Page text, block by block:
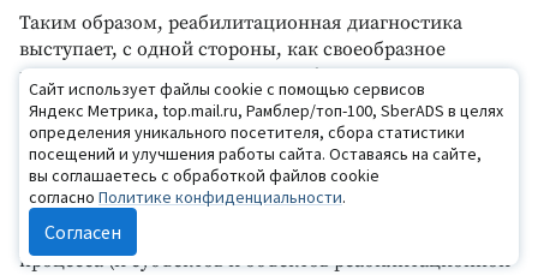
Таким образом, реабилитационная диагностика
выступает, с одной стороны, как своеобразное
предписание, алгоритм, норма фиксации содержания
и последовательности определенных видов
деятельности в реабилитационном процессе. С
другой стороны — это описание фактически
выполненной деятельности. Реабилитационную
диагностику можно определить как взаимодействие
(систему действий) участников реабилитационного
процесса (и субъектов и объектов реабилитационной
Сайт использует файлы cookie с помощью сервисов
Яндекс Метрика, top.mail.ru, Рамблер/топ-100, SberADS в целях
определения уникального посетителя, сбора статистики
посещений и улучшения работы сайта. Оставаясь на сайте,
вы соглашаетесь с обработкой файлов cookie
согласно Политике конфиденциальности.
Согласен